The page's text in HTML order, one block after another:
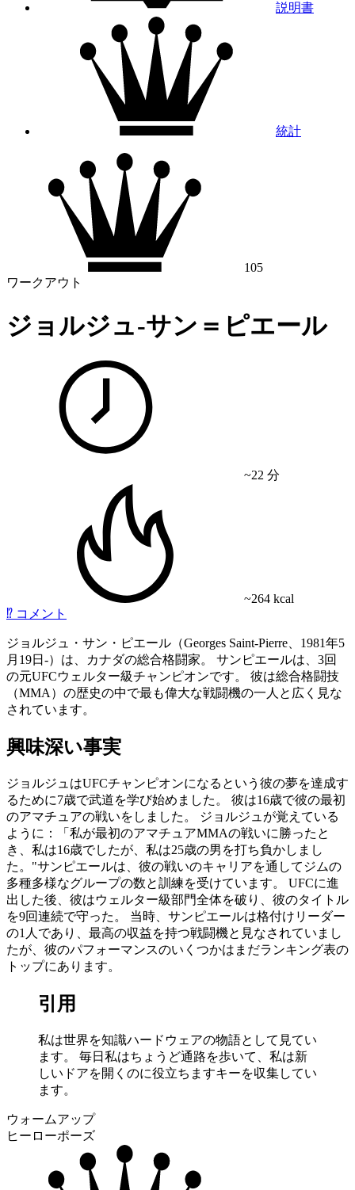
説明書
統計
105
ワークアウト
ジョルジュ-サン＝ピエール
~22 分
~264 kcal
⁉️ コメント
ジョルジュ・サン・ピエール（Georges Saint-Pierre、1981年5
月19日-）は、カナダの総合格闘家。 サンピエールは、3回
の元UFCウェルター級チャンピオンです。 彼は総合格闘技
（MMA）の歴史の中で最も偉大な戦闘機の一人と広く見な
されています。
興味深い事実
ジョルジュはUFCチャンピオンになるという彼の夢を達成す
るために7歳で武道を学び始めました。 彼は16歳で彼の最初
のアマチュアの戦いをしました。 ジョルジュが覚えている
ように：「私が最初のアマチュアMMAの戦いに勝ったと
き、私は16歳でしたが、私は25歳の男を打ち負かしまし
た。"サンピエールは、彼の戦いのキャリアを通してジムの
多種多様なグループの数と訓練を受けています。 UFCに進
出した後、彼はウェルター級部門全体を破り、彼のタイトル
を9回連続で守った。 当時、サンピエールは格付けリーダー
の1人であり、最高の収益を持つ戦闘機と見なされていまし
たが、彼のパフォーマンスのいくつかはまだランキング表の
トップにあります。
引用
私は世界を知識ハードウェアの物語として見てい
ます。 毎日私はちょうど通路を歩いて、私は新
しいドアを開くのに役立ちますキーを収集してい
ます。
ウォームアップ
ヒーローポーズ